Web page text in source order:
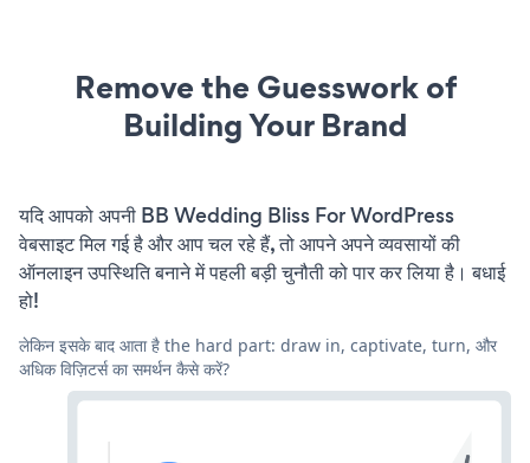
Remove the Guesswork of
Building Your Brand
यदि आपको अपनी BB Wedding Bliss For WordPress
वेबसाइट मिल गई है और आप चल रहे हैं, तो आपने अपने व्यवसायों की
ऑनलाइन उपस्थिति बनाने में पहली बड़ी चुनौती को पार कर लिया है। बधाई
हो!
लेकिन इसके बाद आता है the hard part: draw in, captivate, turn, और
अधिक विज़िटर्स का समर्थन कैसे करें?